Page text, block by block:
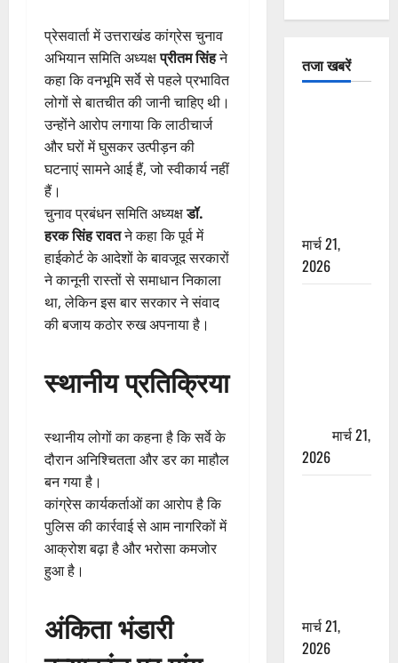
प्रेसवार्ता में उत्तराखंड कांग्रेस चुनाव
अभियान समिति अध्यक्षप्रीतम सिंहने
कहा कि वनभूमि सर्वे से पहले प्रभावित
लोगों से बातचीत की जानी चाहिए थी।
उन्होंने आरोप लगाया कि लाठीचार्ज
और घरों में घुसकर उत्पीड़न की
घटनाएं सामने आई हैं, जो स्वीकार्य नहीं
हैं।
चुनाव प्रबंधन समिति अध्यक्षडॉ.
हरक सिंह रावतने कहा कि पूर्व में
हाईकोर्ट के आदेशों के बावजूद सरकारों
ने कानूनी रास्तों से समाधान निकाला
था, लेकिन इस बार सरकार ने संवाद
की बजाय कठोर रुख अपनाया है।
स्थानीय प्रतिक्रिया
स्थानीय लोगों का कहना है कि सर्वे के
दौरान अनिश्चितता और डर का माहौल
बन गया है।
कांग्रेस कार्यकर्ताओं का आरोप है कि
पुलिस की कार्रवाई से आम नागरिकों में
आक्रोश बढ़ा है और भरोसा कमजोर
हुआ है।
अंकिता भंडारी
तजा खबरें
मार्च 21,
2026
मार्च 21,
2026
मार्च 21,
2026